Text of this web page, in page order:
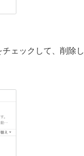
ェックして、削除し